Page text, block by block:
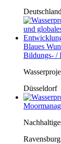
Blaues
Bildungs- /
Düsseldorf
Ravensburg